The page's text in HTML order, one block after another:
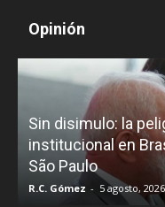
Opinión
Sin disimulo: la
institucional en
São Paulo
R.C. Gómez - 5 agosto, 2026